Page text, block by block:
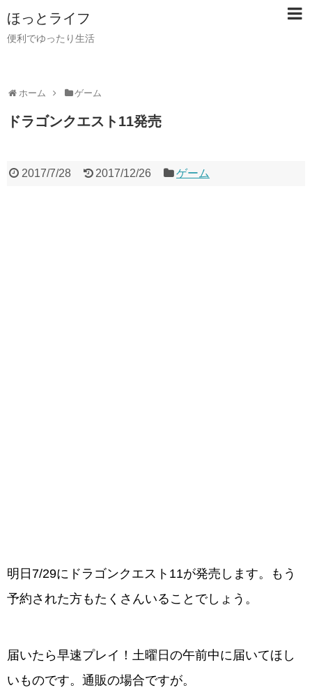
ほっとライフ
便利でゆったり生活
ホーム ゲーム
ドラゴンクエスト11発売
2017/7/28 2017/12/26 ゲーム
明日7/29にドラゴンクエスト11が発売します。もう
予約された方もたくさんいることでしょう。
届いたら早速プレイ！土曜日の午前中に届いてほし
いものです。通販の場合ですが。